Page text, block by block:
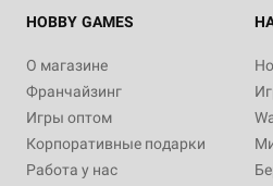
HOBBY GAMES
О магазине
Франчайзинг
Игры оптом
Корпоративные подарки
Работа у нас